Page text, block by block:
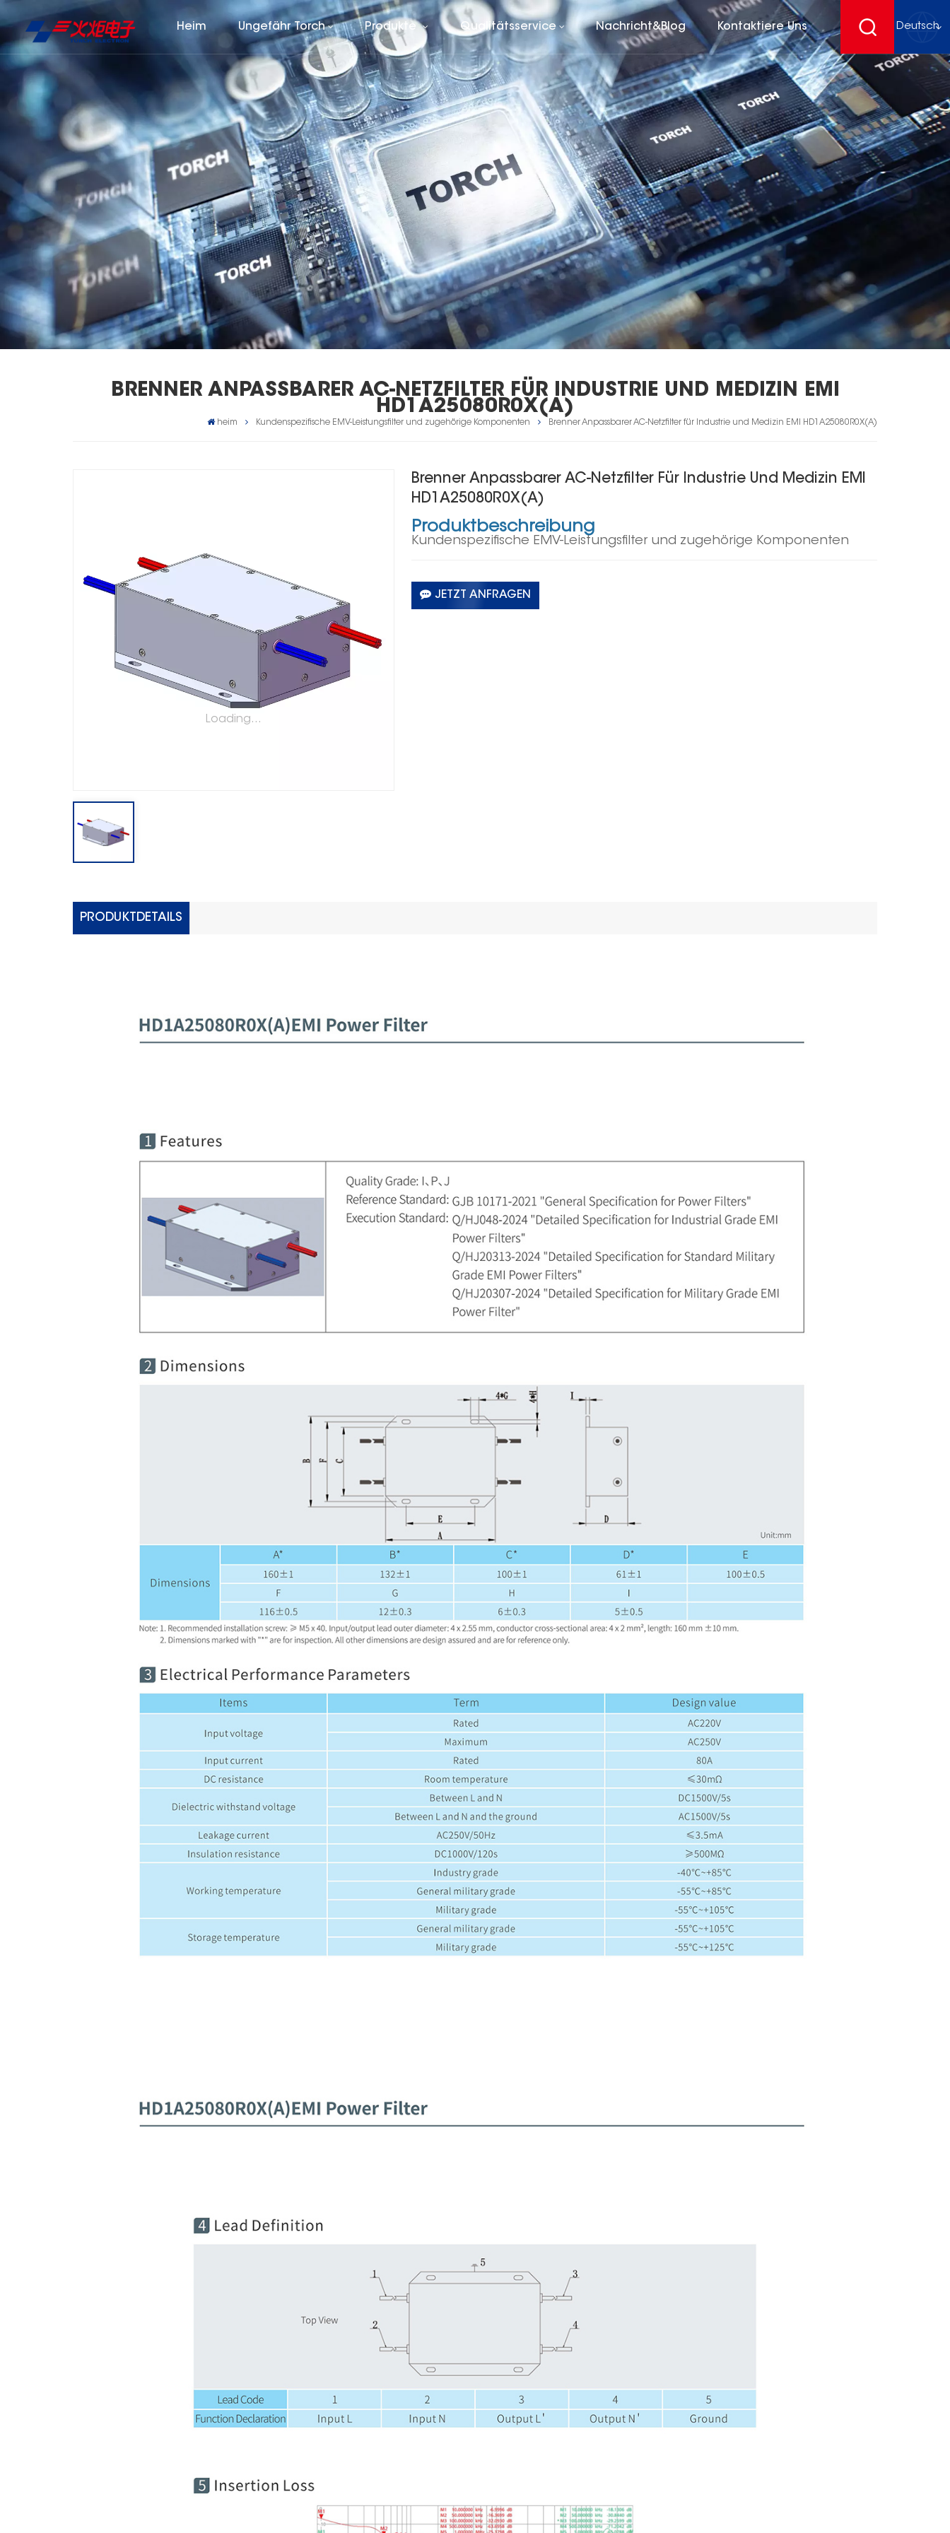
Heim Ungefähr Torch Produkte Qualitätsservice Nachricht&Blog Kontaktiere Uns Deutsch
English
français
Deutsch
español
BRENNER ANPASSBARER AC-NETZFILTER FÜR INDUSTRIE UND MEDIZIN EMI
HD1A25080R0X(A)
heim Kundenspezifische EMV-Leistungsfilter und zugehörige Komponenten Brenner Anpassbarer AC-Netzfilter für Industrie und Medizin EMI HD1A25080R0X(A)
Loading...
Brenner Anpassbarer AC-Netzfilter Für Industrie Und Medizin EMI
HD1A25080R0X(A)
Produktbeschreibung
Kundenspezifische EMV-Leistungsfilter und zugehörige Komponenten
JETZT ANFRAGEN
PRODUKTDETAILS